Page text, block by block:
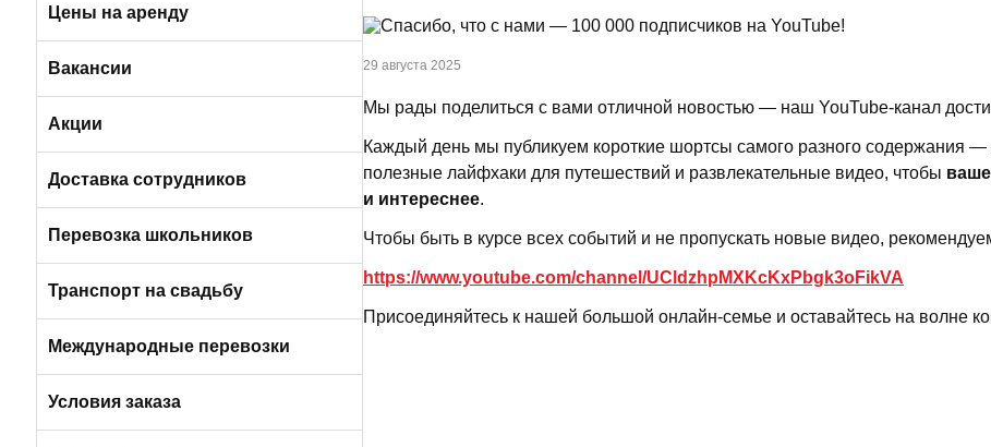
Микроавтобусы (от 9 до 19 мест)
Минивэны (от 5 до 7 мест)
Легковые а/м (от 3 до 4 мест)
Пригородные автобусы
Цены на аренду
Вакансии
Вакансии в Москве
Вакансии в Санкт-Петербурге
Акции
Доставка сотрудников
Автобусами и микроавтобусами
Легковыми авто и минивэнами
Перевозка школьников
Транспорт на свадьбу
Автобусы
Микроавтобусы
Международные перевозки
Условия заказа
29 августа 2025
Мы рады поделиться с вами отличной новостью — наш YouTube-канал
Каждый день мы публикуем короткие шортсы самого разного содержания
полезные лайфхаки для путешествий и развлекательные видео, чтобы
и интереснее.
Чтобы быть в курсе всех событий и не пропускать новые видео,
https://www.youtube.com/channel/UCldzhpMXKcKxPbgk3oFikVA
Присоединяйтесь к нашей большой онлайн-семье и оставайтесь на волне